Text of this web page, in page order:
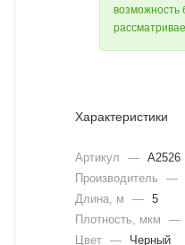
возможность
Характеристики
Артикул — A2526
Производитель
—
Длина, м
— 5
Плотность, мкм
—
Цвет —
Черный